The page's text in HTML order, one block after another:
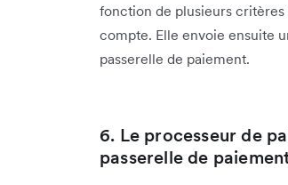
fonction de plusieurs critères
compte. Elle envoie ensuite
passerelle de paiement.
6. Le processeur de
passerelle de